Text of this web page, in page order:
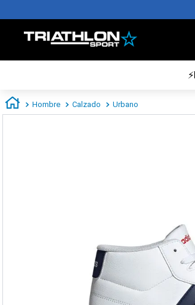
Hombre Calzado Urbano
TÉRMINOS MÁS
2.
zapatillas nike
medias